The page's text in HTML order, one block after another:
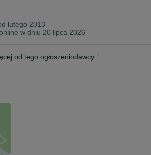
lutego 2013
w dniu 20 lipca 2026
od tego ogłoszeniodawcy